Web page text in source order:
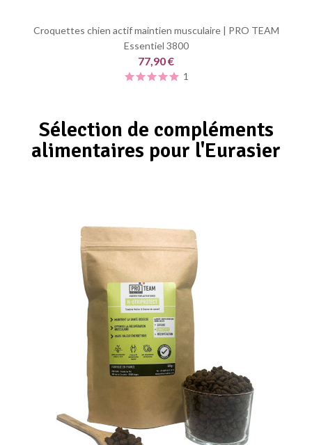
Croquettes chien actif maintien musculaire | PRO TEAM
Essentiel 3800
77,90 €
1
Sélection de compléments
alimentaires pour l'Eurasier